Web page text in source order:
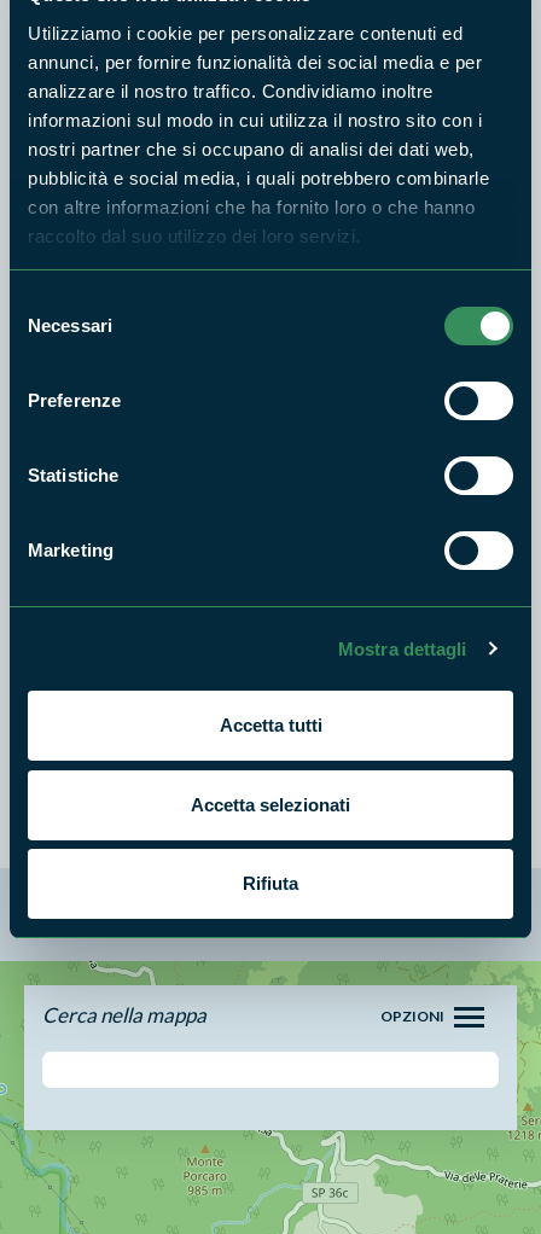
Utilizziamo i cookie per personalizzare contenuti ed
annunci, per fornire funzionalità dei social media e per
analizzare il nostro traffico. Condividiamo inoltre
informazioni sul modo in cui utilizza il nostro sito con i
nostri partner che si occupano di analisi dei dati web,
pubblicità e social media, i quali potrebbero combinarle
con altre informazioni che ha fornito loro o che hanno
raccolto dal suo utilizzo dei loro servizi.
delNecessari
Preferenze
Statistiche
Marketing
Mostra dettagli
Accetta tutti
Accetta selezionati
Rifiuta
Di notevole interesse storico riveste la Chiesa di Santa Maria
in Arce (Madonna della Rocca) ultimo resto del castello dove
affrescate con dipinti del XII secolo.
Esigui sono i resti del Castello fatto edificare dall'abate
Giovanni V, lo stesso fu luogo di contese tra trebani,
vallata, mostra ancora oggi quanto doveva essere difficile la
interno vengono custoditi l'immagine in terra cotta della
Madonna con il Bambino e sulle pareti affreschi con pitture
scorso, resa così più spaziosa e capiente, accoglie più
comodamente cittadini residenti e non residenti nella festa
della Natività della Madonna, che si celebra l'8 settembre di
ogni anno.
Cerca nella mappa OPZIONI